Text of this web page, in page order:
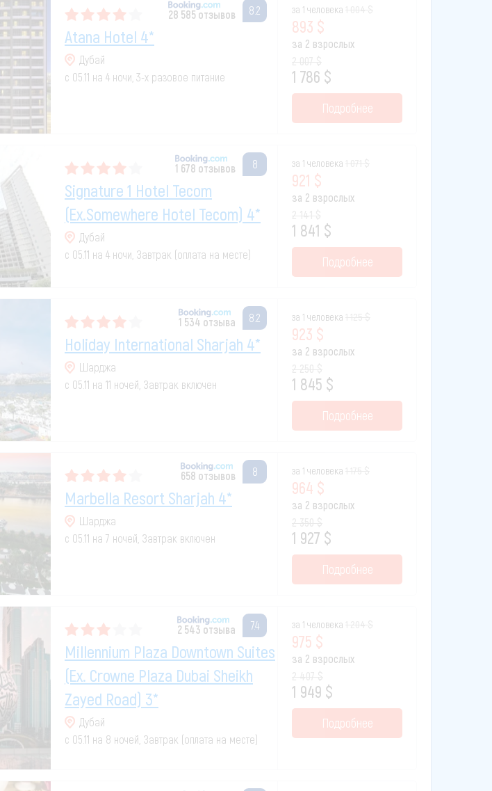
28 585 отзывов 8.2
Atana Hotel 4*
Дубай
с 05.11 на 4 ночи, 3-х разовое питание
за 1 человека
893 $
за 2 взрослых
1 786 $
Подробнее
1 678 отзывов 8
Signature 1 Hotel Tecom
(ex.somewhere Hotel Tecom) 4*
Дубай
с 05.11 на 4 ночи, Завтрак (оплата на месте)
за 1 человека
921 $
за 2 взрослых
1 841 $
Подробнее
1 534 отзыва 8.2
Holiday International Sharjah 4*
Шарджа
с 05.11 на 11 ночей, Завтрак включен
за 1 человека
923 $
за 2 взрослых
1 845 $
Подробнее
658 отзывов 8
Marbella Resort Sharjah 4*
Шарджа
с 05.11 на 7 ночей, Завтрак включен
за 1 человека
964 $
за 2 взрослых
1 927 $
Подробнее
2 543 отзыва 7.4
Millennium Plaza Downtown Suites
(ex. Crowne Plaza Dubai Sheikh
Zayed Road) 3*
Дубай
с 05.11 на 8 ночей, Завтрак (оплата на месте)
за 1 человека
975 $
за 2 взрослых
1 949 $
Подробнее